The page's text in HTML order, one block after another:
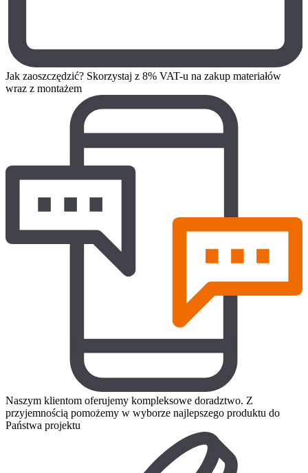
Jak zaoszczędzić? Skorzystaj z 8% VAT-u na zakup materiałów
wraz z montażem
Naszym klientom oferujemy kompleksowe doradztwo. Z
przyjemnością pomożemy w wyborze najlepszego produktu do
Państwa projektu